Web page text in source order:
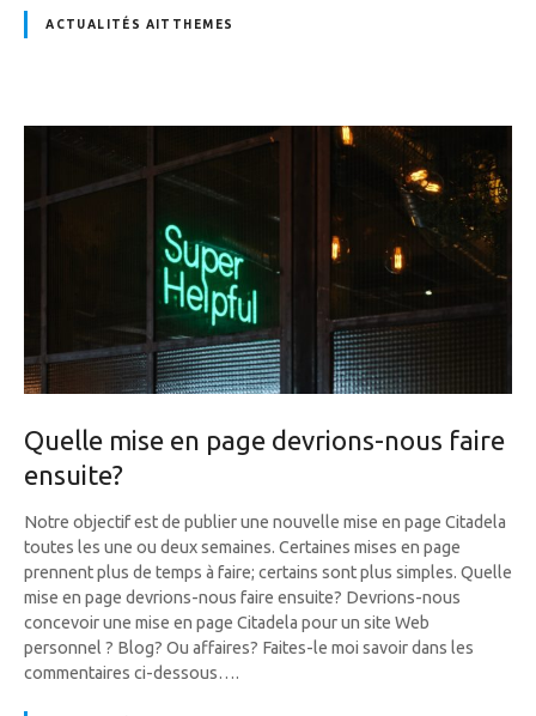
ACTUALITÉS AITTHEMES
Quelle mise en page devrions-nous faire
ensuite?
Notre objectif est de publier une nouvelle mise en page Citadela
toutes les une ou deux semaines. Certaines mises en page
prennent plus de temps à faire; certains sont plus simples. Quelle
mise en page devrions-nous faire ensuite? Devrions-nous
concevoir une mise en page Citadela pour un site Web
personnel ? Blog? Ou affaires? Faites-le moi savoir dans les
commentaires ci-dessous….